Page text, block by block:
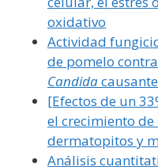
oxidativo
Actividad
de pomelo
Candida
[Efectos de un
el crecimiento
dermatopitos y
Análisis